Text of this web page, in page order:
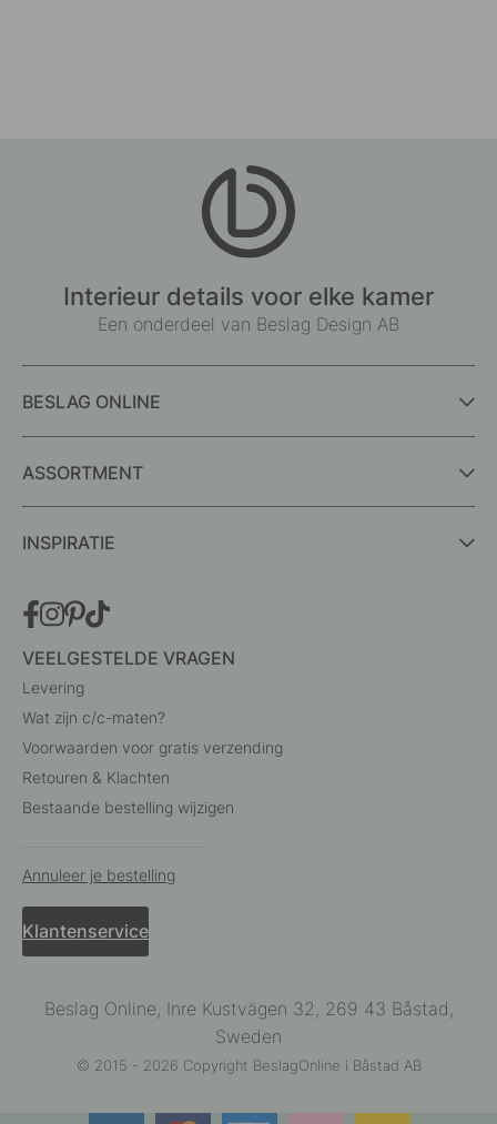
Interieur details voor elke kamer
Een onderdeel van Beslag Design AB
BESLAG ONLINE
ASSORTMENT
INSPIRATIE
VEELGESTELDE VRAGEN
Levering
Wat zijn c/c-maten?
Voorwaarden voor gratis verzending
Retouren & Klachten
Bestaande bestelling wijzigen
Annuleer je bestelling
Klantenservice
Beslag Online, Inre Kustvägen 32, 269 43 Båstad,
Sweden
© 2015 - 2026 Copyright BeslagOnline i Båstad AB